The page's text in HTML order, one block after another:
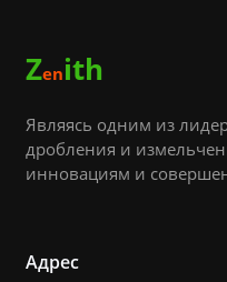
Zenith
Являясь одним из
дробления и
инновациям и
Адрес